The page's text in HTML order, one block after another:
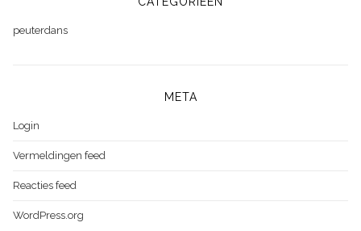
peuterdans
META
Login
Vermeldingen feed
Reacties feed
WordPress.org